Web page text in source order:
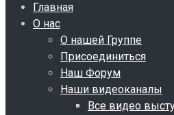
Главная
О нас
О нашей Группе
Присоединиться
Наш Форум
Наши видеоканалы
Все видео